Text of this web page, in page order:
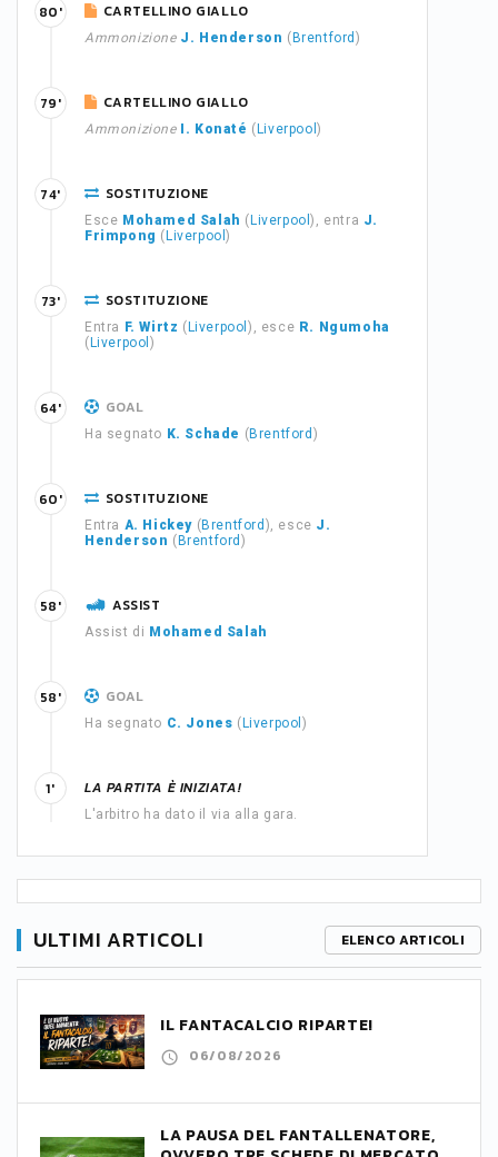
CARTELLINO GIALLO
Ammonizione J. Henderson ( Brentford)
80'
CARTELLINO GIALLO
Ammonizione I. Konaté ( Liverpool)
79'
SOSTITUZIONE
Esce Mohamed Salah ( Liverpool), entra J.
Frimpong ( Liverpool)
74'
SOSTITUZIONE
Entra F. Wirtz ( Liverpool), esce R. Ngumoha
( Liverpool)
73'
GOAL
Ha segnato K. Schade ( Brentford )
64'
SOSTITUZIONE
Entra A. Hickey ( Brentford ), esce J.
Henderson ( Brentford)
60'
ASSIST
Assist di Mohamed Salah
58'
GOAL
Ha segnato C. Jones ( Liverpool)
58'
LA PARTITA È INIZIATA!
L'arbitro ha dato il via alla gara.
1'
ULTIMI ARTICOLI ELENCO ARTICOLI
IL FANTACALCIO RIPARTE!
06/08/2026
LA PAUSA DEL FANTALLENATORE,